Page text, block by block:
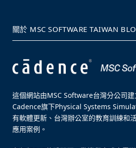
關於 MSC SOFTWARE TAIWAN
這個網站由MSC Software台灣分公司
Cadence旗下Physical Systems
有軟體更新、台灣辦公室的教育訓練和
應用案例。